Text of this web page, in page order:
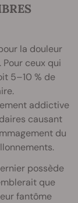
la douleur
ceux qui
5–10 % de
addictive
causant
du
possède
que
fantôme